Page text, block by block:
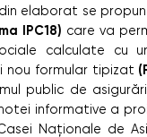
elaborat se
IPC18) care va
calculate cu
nou formular tipizat
public de
notei informative a
Naționale de